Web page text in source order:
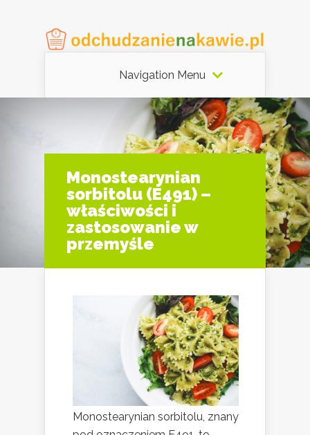
Navigation Menu
Monostearynian
sorbitolu (E491) –
właściwości i
zastosowanie w
przemyśle
Monostearynian sorbitolu, znany